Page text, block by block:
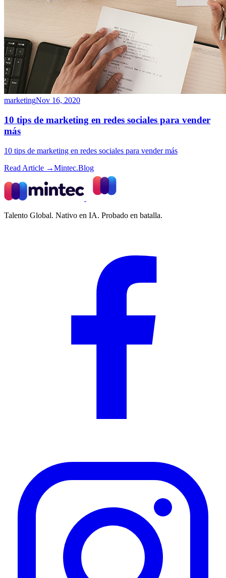
marketingNov 16, 2020
10 tips de marketing en redes sociales para vender
más
10 tips de marketing en redes sociales para vender más
Read Article →Mintec.Blog
Talento Global. Nativo en IA. Probado en batalla.